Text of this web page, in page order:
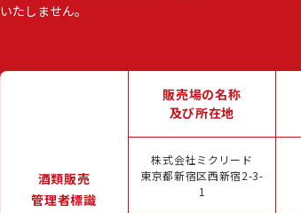
いたしません。
酒類販売
管理者標識
販売場の名称
及び所在地
株式会社ミクリード
東京都新宿区西新宿2-3-
1